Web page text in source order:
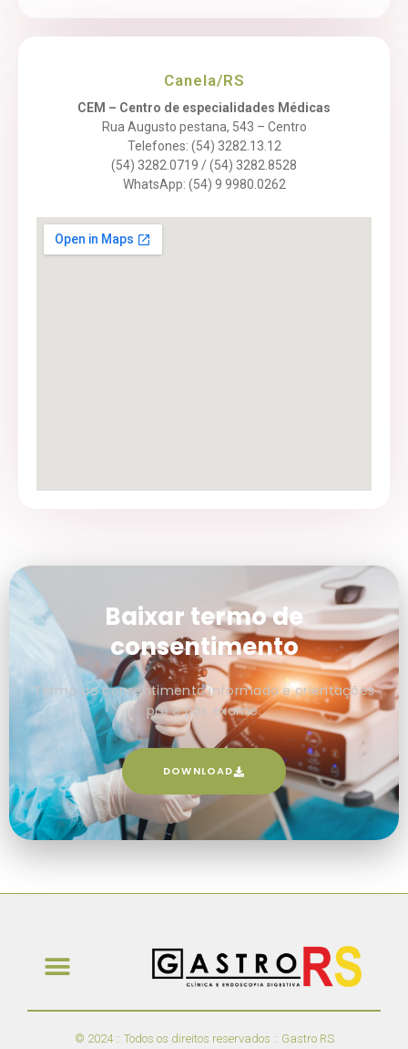
Canela/RS
CEM – Centro de especialidades Médicas
Rua Augusto pestana, 543 – Centro
Telefones: (54) 3282.13.12
(54) 3282.0719 / (54) 3282.8528
WhatsApp: (54) 9 9980.0262
Baixar termo de
consentimento
Termo de consentimento informado e orientações
pré e pós exame.
DOWNLOAD
© 2024 :: Todos os direitos reservados :: Gastro RS